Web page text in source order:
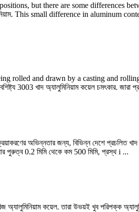
, but there are some differences
This small difference in aluminum
rolled and drawn by a casting and
3003 খাদ অ্যালুমিনিয়াম কয়েল চমৎকার. জারা
অভিন্নতার জন্য, বিভিন্ন দেশে
যার পুরুত্ব 0.2 মিমি থেকে কম 500 মিমি, প্রস্থ i ...
কয়েল. তারা উভয়ই খুব পরিপক্ক